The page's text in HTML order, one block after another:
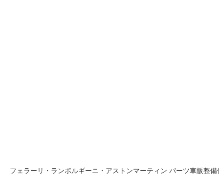
フェラーリ・ランボルギーニ・アストンマーティン パーツ車販整